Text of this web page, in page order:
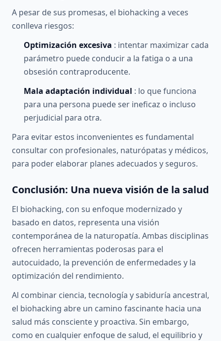
A pesar de sus promesas, el biohacking a veces
conlleva riesgos:
Optimización excesiva : intentar maximizar cada
parámetro puede conducir a la fatiga o a una
obsesión contraproducente.
Mala adaptación individual : lo que funciona
para una persona puede ser ineficaz o incluso
perjudicial para otra.
Para evitar estos inconvenientes es fundamental
consultar con profesionales, naturópatas y médicos,
para poder elaborar planes adecuados y seguros.
Conclusión: Una nueva visión de la salud
El biohacking, con su enfoque modernizado y
basado en datos, representa una visión
contemporánea de la naturopatía. Ambas disciplinas
ofrecen herramientas poderosas para el
autocuidado, la prevención de enfermedades y la
optimización del rendimiento.
Al combinar ciencia, tecnología y sabiduría ancestral,
el biohacking abre un camino fascinante hacia una
salud más consciente y proactiva. Sin embargo,
como en cualquier enfoque de salud, el equilibrio y